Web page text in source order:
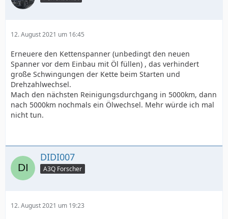
12. August 2021 um 16:45
Erneuere den Kettenspanner (unbedingt den neuen
Spanner vor dem Einbau mit Öl füllen) , das verhindert
große Schwingungen der Kette beim Starten und
Drehzahlwechsel.
Mach den nächsten Reinigungsdurchgang in 5000km, dann
nach 5000km nochmals ein Ölwechsel. Mehr würde ich mal
nicht tun.
DIDI007
A3Q Forscher
12. August 2021 um 19:23